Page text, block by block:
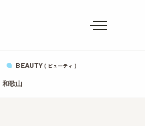
BEAUTY ( ビューティ )
和歌山